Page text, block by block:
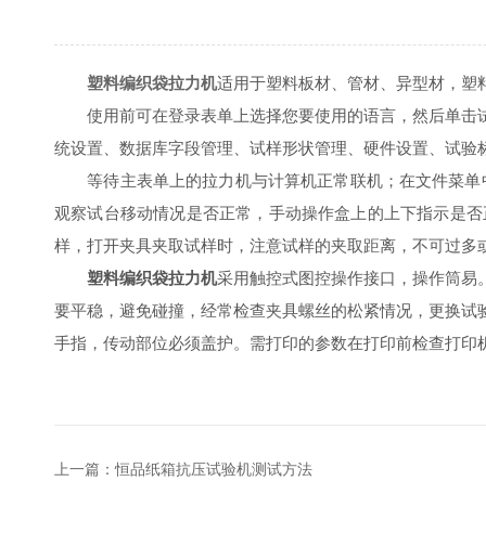
塑料编织袋拉力机适用于塑料板材、管材、异型材，
使用前可在登录表单上选择您要使用的语言，然后单击
统设置、数据库字段管理、试样形状管理、硬件设置、试
等待主表单上的拉力机与计算机正常联机；在文件菜单
观察试台移动情况是否正常，手动操作盒上的上下指示是
样，打开夹具夹取试样时，注意试样的夹取距离，不可过多
塑料编织袋拉力机采用触控式图控操作接口，操作筒
要平稳，避免碰撞，经常检查夹具螺丝的松紧情况，更换
手指，传动部位必须盖护。需打印的参数在打印前检查打
上一篇：恒品纸箱抗压试验机测试方法